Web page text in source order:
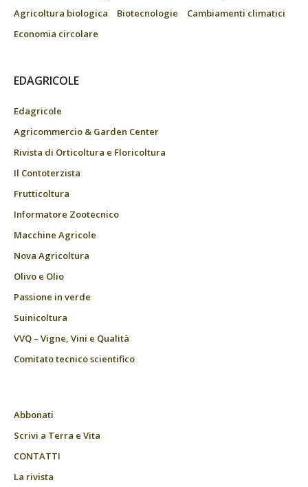
Agricoltura biologica
Biotecnologie
Cambiamenti climatici
Economia circolare
EDAGRICOLE
Edagricole
Agricommercio & Garden Center
Rivista di Orticoltura e Floricoltura
Il Contoterzista
Frutticoltura
Informatore Zootecnico
Macchine Agricole
Nova Agricoltura
Olivo e Olio
Passione in verde
Suinicoltura
VVQ – Vigne, Vini e Qualità
Comitato tecnico scientifico
Abbonati
Scrivi a Terra e Vita
CONTATTI
La rivista